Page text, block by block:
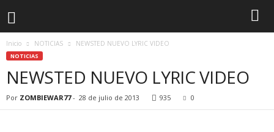
Inicio NOTICIAS NEWSTED NUEVO LYRIC VIDEO
NOTICIAS
NEWSTED NUEVO LYRIC VIDEO
Por ZOMBIEWAR77- 28 de julio de 2013 935 0